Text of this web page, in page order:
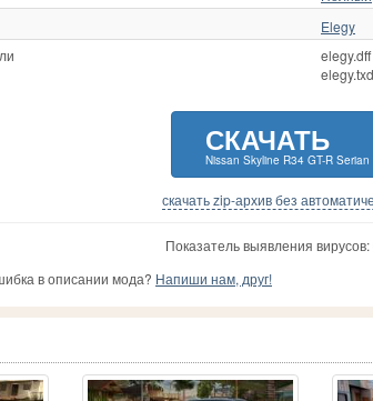
Elegy
СКАЧАТЬ
Nissan Skyline R34 GT-R Serian
скачать zip-архив без
Показатель выявления вирусов:
в описании мода? Напиши нам, друг!